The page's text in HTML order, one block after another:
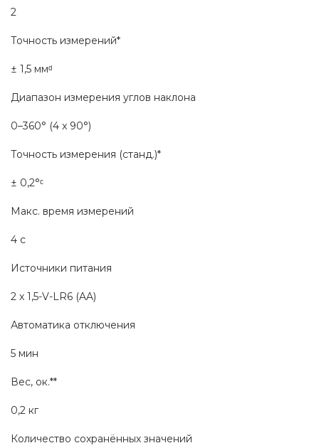
2
Точность измерений*
± 1,5 ммᵈ
Диапазон измерения углов наклона
0–360° (4 x 90°)
Точность измерения (станд.)*
± 0,2°ᶜ
Макс. время измерений
4 с
Источники питания
2 x 1,5-V-LR6 (AA)
Автоматика отключения
5 мин
Вес, ок.**
0,2 кг
Количество сохранённых значений